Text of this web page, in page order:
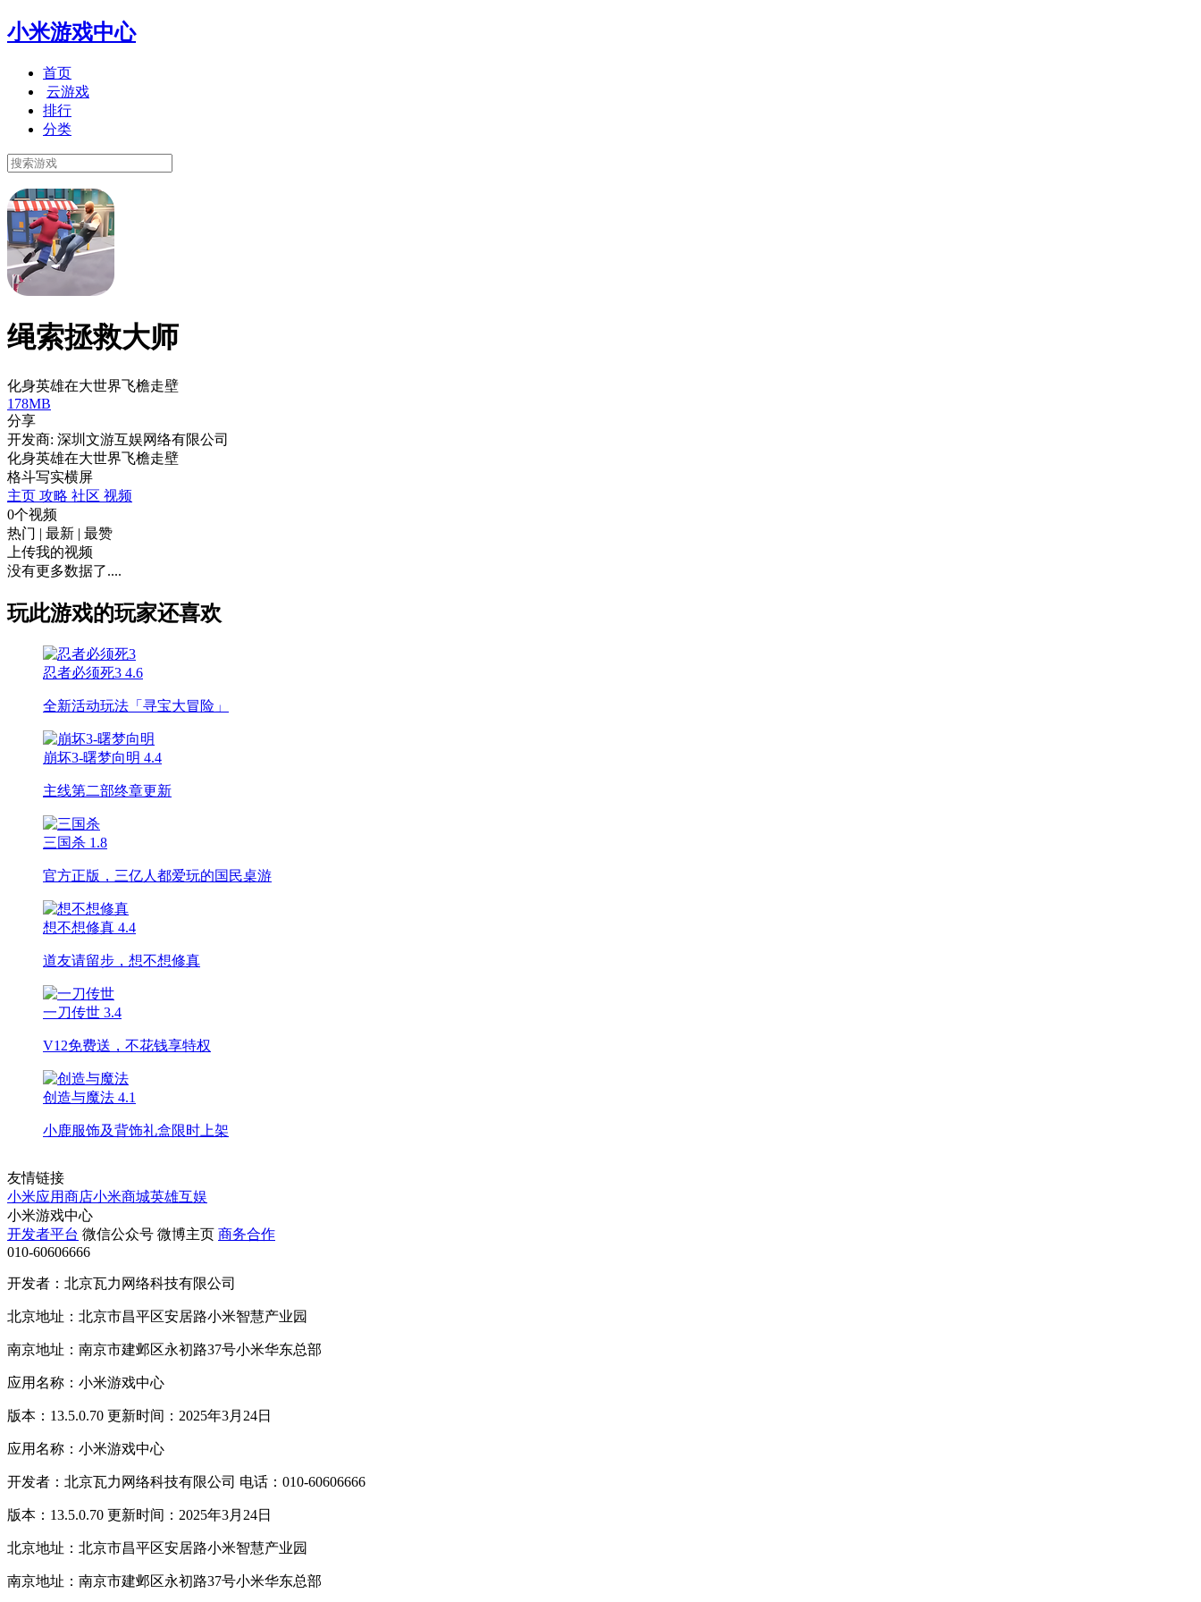
小米游戏中心
首页
云游戏
排行
分类
绳索拯救大师
化身英雄在大世界飞檐走壁
178MB
分享
开发商: 深圳文游互娱网络有限公司
化身英雄在大世界飞檐走壁
格斗写实横屏
主页 攻略 社区 视频
0个视频
热门 | 最新 | 最赞
上传我的视频
没有更多数据了....
玩此游戏的玩家还喜欢
忍者必须死3 4.6
全新活动玩法「寻宝大冒险」
崩坏3-曙梦向明 4.4
主线第二部终章更新
三国杀 1.8
官方正版，三亿人都爱玩的国民桌游
想不想修真 4.4
道友请留步，想不想修真
一刀传世 3.4
V12免费送，不花钱享特权
创造与魔法 4.1
小鹿服饰及背饰礼盒限时上架
友情链接
小米应用商店小米商城英雄互娱
小米游戏中心
开发者平台 微信公众号 微博主页 商务合作
010-60606666
开发者：北京瓦力网络科技有限公司
北京地址：北京市昌平区安居路小米智慧产业园
南京地址：南京市建邺区永初路37号小米华东总部
应用名称：小米游戏中心
版本：13.5.0.70 更新时间：2025年3月24日
应用名称：小米游戏中心
开发者：北京瓦力网络科技有限公司 电话：010-60606666
版本：13.5.0.70 更新时间：2025年3月24日
北京地址：北京市昌平区安居路小米智慧产业园
南京地址：南京市建邺区永初路37号小米华东总部